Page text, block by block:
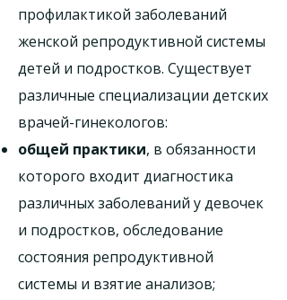
профилактикой заболеваний
женской репродуктивной системы
детей и подростков. Существует
различные специализации детских
врачей-гинекологов:
общей практики, в обязанности
которого входит диагностика
различных заболеваний у девочек
и подростков, обследование
состояния репродуктивной
системы и взятие анализов;